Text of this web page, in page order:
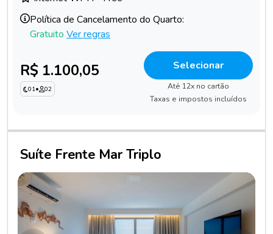
Política de Cancelamento do Quarto:
Gratuito Ver regras
R$ 1.100,05
01• 02
Selecionar
Até 12x no cartão
Taxas e impostos incluídos
Suíte Frente Mar Triplo